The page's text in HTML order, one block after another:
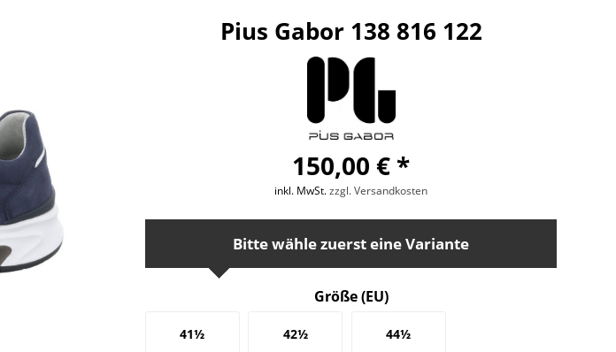
Pius Gabor 138 816 122
150,00 € *
inkl. MwSt.zzgl. Versandkosten
Bitte wähle zuerst eine Variante
Größe (EU)
41½ 42½ 44½